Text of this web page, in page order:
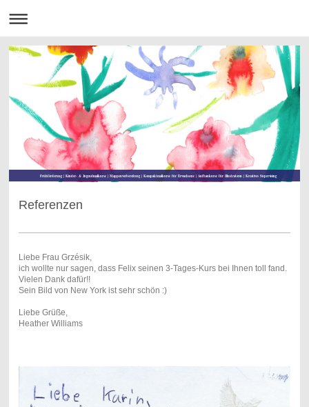
Frühförderung | Kinder- & Jugendmalkurse | Mappenvorbereitung | Kompaktmalkurse für Erwachsene | Aufbaukurse für Illustratoren | Kreatives Supervising
Referenzen
Liebe Frau Grzésik,
ich wollte nur sagen, dass Felix seinen 3-Tages-Kurs bei Ihnen toll fand.
Vielen Dank dafür!!
Sein Bild von New York ist sehr schön :)
Liebe Grüße,
Heather Williams